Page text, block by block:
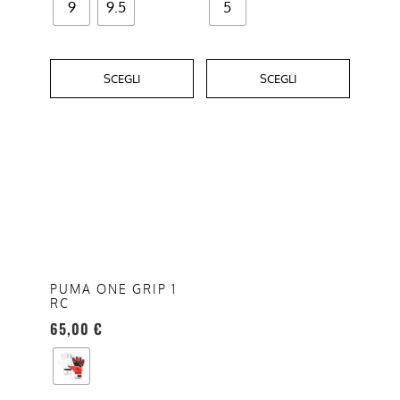
9 9.5
SCEGLI
5
SCEGLI
PUMA ONE GRIP 1
RC
65,00 €
opzioni
possono
essere
scelte
nella